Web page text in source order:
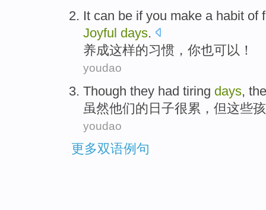
It can be if you make a habit of
Joyful days.
养成这样的习惯 ， 你也可以 ！
youdao
Though they had tiring days,
虽然他们的日子很累，但这些
youdao
更多双语例句